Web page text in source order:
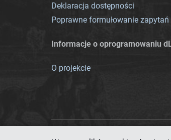
Deklaracja dostępności
Poprawne formułowanie zapytań
Informacje o oprogramowaniu
O projekcie